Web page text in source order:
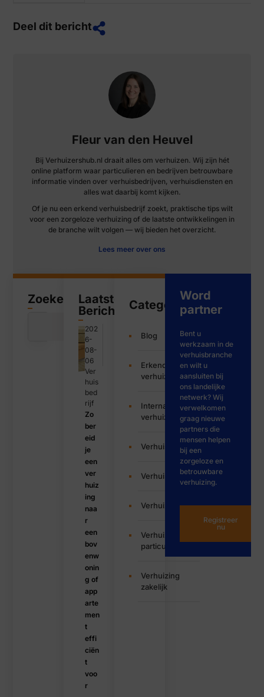
Deel dit bericht
Fleur van den Heuvel
Bij Verhuizershub.nl draait alles om verhuizen. Wij zijn hét
online platform waar particulieren en bedrijven betrouwbare
informatie vinden over verhuisbedrijven, verhuisdiensten en
alles wat daarbij komt kijken.
Of je nu een erkend verhuisbedrijf zoekt, praktische tips wilt
voor een zorgeloze verhuizing of de laatste ontwikkelingen in
de branche wilt volgen — wij bieden het overzicht.
Lees meer over ons
Zoeken
Laatste
Bericht
202
6-
08-
06
Ver
huis
bed
rijf
Zo
ber
eid
je
een
ver
huiz
ing
naa
r
een
bov
enw
onin
g of
app
arte
men
t
effi
ciën
t
voo
r
Categorieën
Blog
Erkende
verhuizers
Internationale
verhuizing
Verhuisbedrijf
Verhuisservice
Verhuizen
Verhuizing
particulier
Verhuizing
zakelijk
Word
partner
Bent u
werkzaam in de
verhuisbranche
en wilt u
aansluiten bij
ons landelijke
netwerk? Wij
verwelkomen
graag nieuwe
partners die
mensen helpen
bij een
zorgeloze en
betrouwbare
verhuizing.
Registreer
nu